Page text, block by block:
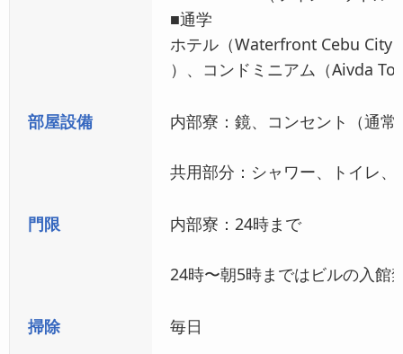
■通学
ホテル（Waterfront Cebu
）、コンドミニアム（Aivda
部屋設備 内部寮：鏡、コンセント（通
共用部分：シャワー、トイレ
門限 内部寮：24時まで
24時〜朝5時まではビルの入館
掃除 毎日